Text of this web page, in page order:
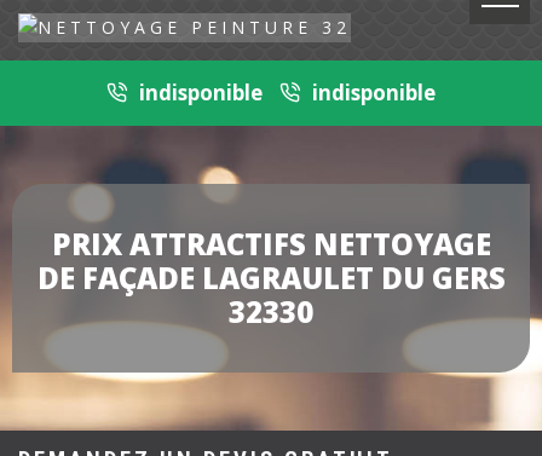
indisponible indisponible
PRIX ATTRACTIFS NETTOYAGE
DE FAÇADE LAGRAULET DU GERS
32330